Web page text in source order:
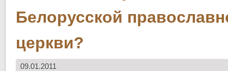
Белорусской
церкви?
09.01.2011